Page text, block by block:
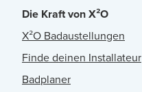
Die Kraft von X²O
X²O Badaustellungen
Finde deinen Installateur
Badplaner